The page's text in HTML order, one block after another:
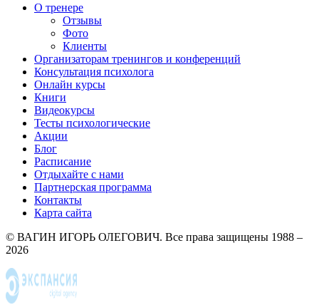
О тренере
Отзывы
Фото
Клиенты
Организаторам тренингов и конференций
Консультация психолога
Онлайн курсы
Книги
Видеокурсы
Тесты психологические
Акции
Блог
Расписание
Отдыхайте с нами
Партнерская программа
Контакты
Карта сайта
© ВАГИН ИГОРЬ ОЛЕГОВИЧ. Все права защищены 1988 –
2026